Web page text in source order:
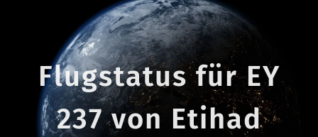
Flugstatus für EY
237 von Etihad